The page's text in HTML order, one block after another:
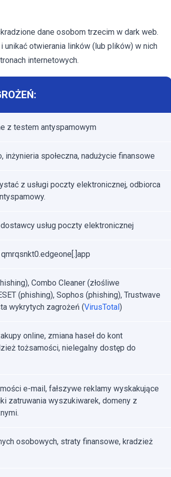
dane osobom trzecim w dark web.
otwierania linków (lub plików) w nich
internetowych.
z testem antyspamowym
inżynieria społeczna, nadużycie finansowe
z usługi poczty elektronicznej, odbiorca
usług poczty elektronicznej
Combo Cleaner (złośliwe
(phishing), Sophos (phishing), Trustwave
wykrytych zagrożeń (VirusTotal)
online, zmiana haseł do kont
tożsamości, nielegalny dostęp do
e-mail, fałszywe reklamy wyskakujące
zatruwania wyszukiwarek, domeny z
osobowych, straty finansowe, kradzież